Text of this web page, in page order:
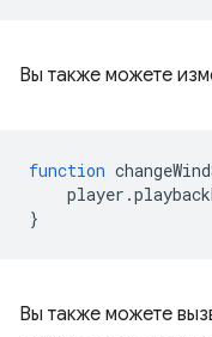
Вы также можете
function
player .
}
Вы также можете